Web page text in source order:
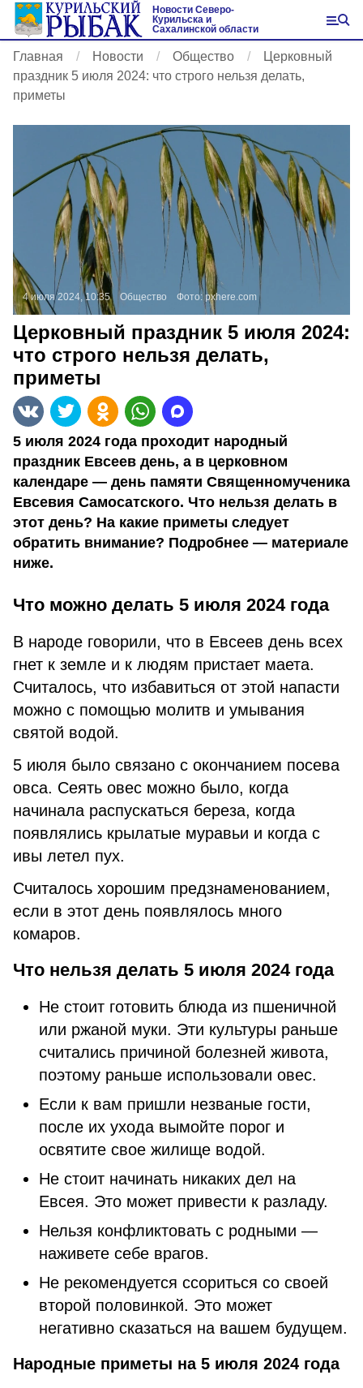
Новости Северо-
Курильска и
Сахалинской области
Главная Новости Общество
Церковный
праздник 5 июля 2024: что строго нельзя делать,
приметы
4 июля 2024, 10:35 Общество Фото:pxhere.com
Церковный праздник 5 июля 2024:
что строго нельзя делать,
приметы
5 июля 2024 года проходит народный
праздник Евсеев день, а в церковном
календаре — день памяти Священномученика
Евсевия Самосатского. Что нельзя делать в
этот день? На какие приметы следует
обратить внимание? Подробнее — материале
ниже.
Что можно делать 5 июля 2024 года
В народе говорили, что в Евсеев день всех
гнет к земле и к людям пристает маета.
Считалось, что избавиться от этой напасти
можно с помощью молитв и умывания
святой водой.
5 июля было связано с окончанием посева
овса. Сеять овес можно было, когда
начинала распускаться береза, когда
появлялись крылатые муравьи и когда с
ивы летел пух.
Считалось хорошим предзнаменованием,
если в этот день появлялось много
комаров.
Что нельзя делать 5 июля 2024 года
Не стоит готовить блюда из пшеничной
или ржаной муки. Эти культуры раньше
считались причиной болезней живота,
поэтому раньше использовали овес.
Если к вам пришли незваные гости,
после их ухода вымойте порог и
освятите свое жилище водой.
Не стоит начинать никаких дел на
Евсея. Это может привести к разладу.
Нельзя конфликтовать с родными —
наживете себе врагов.
Не рекомендуется ссориться со своей
второй половинкой. Это может
негативно сказаться на вашем будущем.
Народные приметы на 5 июля 2024 года